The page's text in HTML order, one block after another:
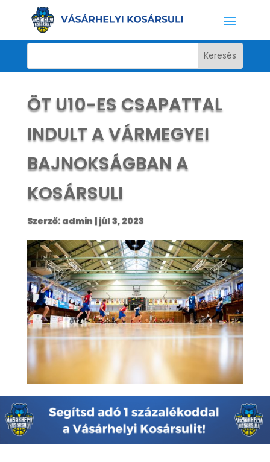
ÖT U10-ES CSAPATTAL
INDULT A VÁRMEGYEI
BAJNOKSÁGBAN A
KOSÁRSULI
Szerző: admin | júl 3, 2023